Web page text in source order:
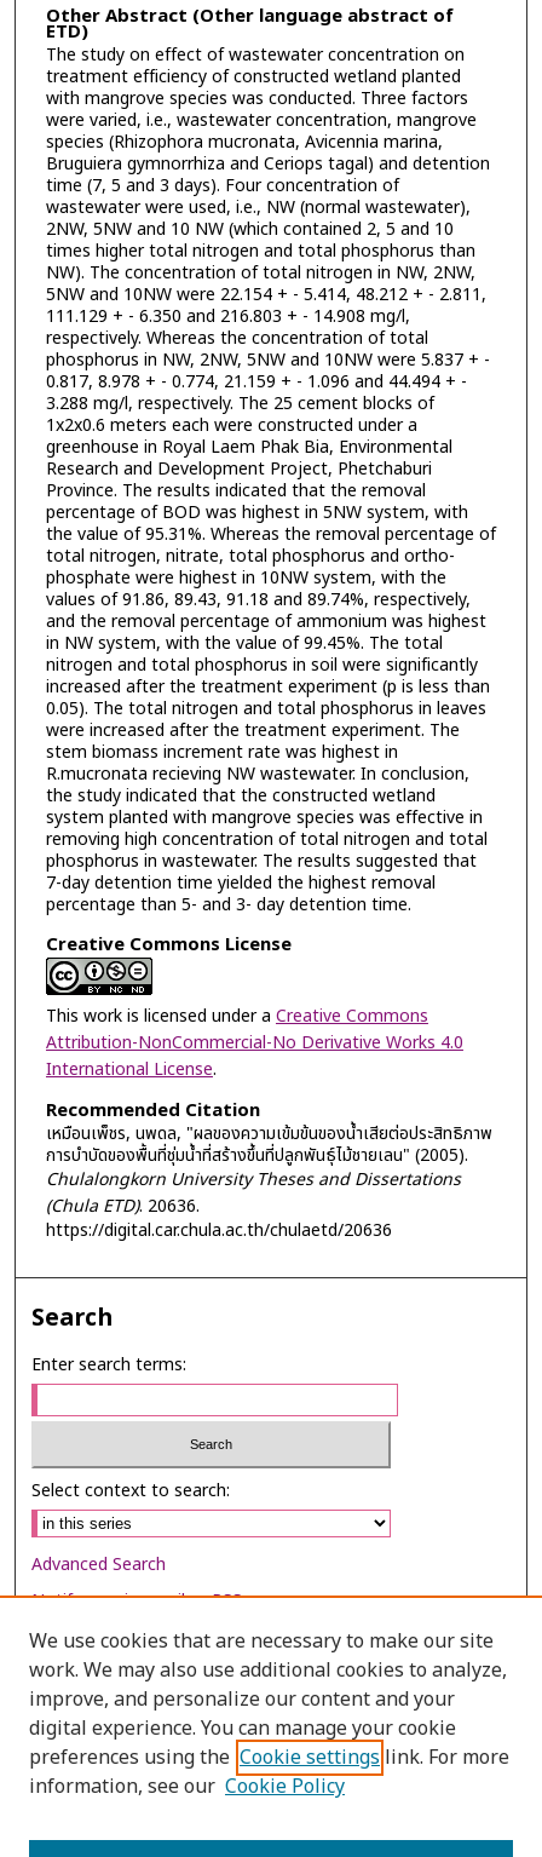
Other Abstract (Other language abstract of
ETD)
The study on effect of wastewater concentration on
treatment efficiency of constructed wetland planted
with mangrove species was conducted. Three factors
were varied, i.e., wastewater concentration, mangrove
species (Rhizophora mucronata, Avicennia marina,
Bruguiera gymnorrhiza and Ceriops tagal) and detention
time (7, 5 and 3 days). Four concentration of
wastewater were used, i.e., NW (normal wastewater),
2NW, 5NW and 10 NW (which contained 2, 5 and 10
times higher total nitrogen and total phosphorus than
NW). The concentration of total nitrogen in NW, 2NW,
5NW and 10NW were 22.154 + - 5.414, 48.212 + - 2.811,
111.129 + - 6.350 and 216.803 + - 14.908 mg/l,
respectively. Whereas the concentration of total
phosphorus in NW, 2NW, 5NW and 10NW were 5.837 + -
0.817, 8.978 + - 0.774, 21.159 + - 1.096 and 44.494 + -
3.288 mg/l, respectively. The 25 cement blocks of
1x2x0.6 meters each were constructed under a
greenhouse in Royal Laem Phak Bia, Environmental
Research and Development Project, Phetchaburi
Province. The results indicated that the removal
percentage of BOD was highest in 5NW system, with
the value of 95.31%. Whereas the removal percentage of
total nitrogen, nitrate, total phosphorus and ortho-
phosphate were highest in 10NW system, with the
values of 91.86, 89.43, 91.18 and 89.74%, respectively,
and the removal percentage of ammonium was highest
in NW system, with the value of 99.45%. The total
nitrogen and total phosphorus in soil were significantly
increased after the treatment experiment (p is less than
0.05). The total nitrogen and total phosphorus in leaves
were increased after the treatment experiment. The
stem biomass increment rate was highest in
R.mucronata recieving NW wastewater. In conclusion,
the study indicated that the constructed wetland
system planted with mangrove species was effective in
removing high concentration of total nitrogen and total
phosphorus in wastewater. The results suggested that
7-day detention time yielded the highest removal
percentage than 5- and 3- day detention time.
Creative Commons License
This work is licensed under a Creative Commons
Attribution-NonCommercial-No Derivative Works 4.0
International License.
Recommended Citation
เหมือนเพ็ชร, นพดล, "ผลของความเข้มข้นของน้ำเสียต่อประสิทธิภาพ
การบำบัดของพื้นที่ชุ่มน้ำที่สร้างขึ้นที่ปลูกพันธุ์ไม้ชายเลน" (2005).
Chulalongkorn University Theses and Dissertations
(Chula ETD). 20636.
https://digital.car.chula.ac.th/chulaetd/20636
Search
Enter search terms:
Select context to search:
Advanced Search
Notify me via email orRSS
Browse
Collections
Disciplines
Authors
We use cookies that are necessary to make our site
work. We may also use additional cookies to analyze,
improve, and personalize our content and your
digital experience. You can manage your cookie
preferences using the Cookie settings link. For more
information, see our Cookie Policy